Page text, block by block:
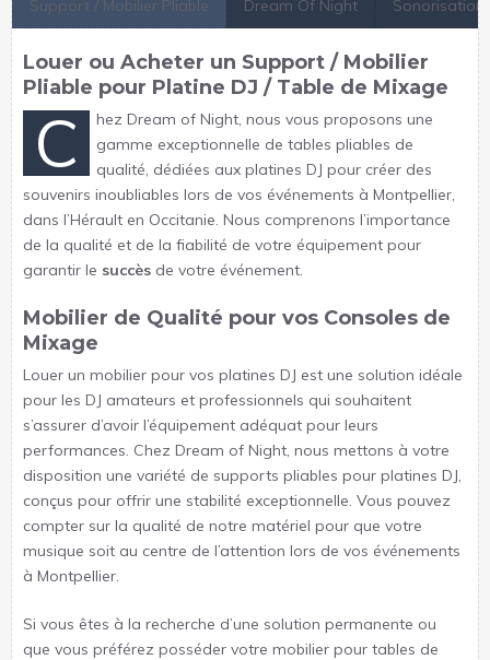
Support / Mobilier Pliable Dream Of Night Sonorisation
Louer ou Acheter un Support / Mobilier
Pliable pour Platine DJ / Table de Mixage
C
hez Dream of Night, nous vous proposons une
gamme exceptionnelle de tables pliables de
qualité, dédiées aux platines DJ pour créer des
souvenirs inoubliables lors de vos événements à Montpellier,
dans l’Hérault en Occitanie. Nous comprenons l’importance
de la qualité et de la fiabilité de votre équipement pour
garantir le succès de votre événement.
Mobilier de Qualité pour vos Consoles de
Mixage
Louer un mobilier pour vos platines DJ est une solution idéale
pour les DJ amateurs et professionnels qui souhaitent
s’assurer d’avoir l’équipement adéquat pour leurs
performances. Chez Dream of Night, nous mettons à votre
disposition une variété de supports pliables pour platines DJ,
conçus pour offrir une stabilité exceptionnelle. Vous pouvez
compter sur la qualité de notre matériel pour que votre
musique soit au centre de l’attention lors de vos événements
à Montpellier.
Si vous êtes à la recherche d’une solution permanente ou
que vous préférez posséder votre mobilier pour tables de